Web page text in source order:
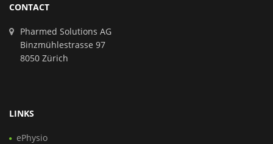
CONTACT
Pharmed Solutions AG
Binzmühlestrasse 97
8050 Zürich
LINKS
ePhysio